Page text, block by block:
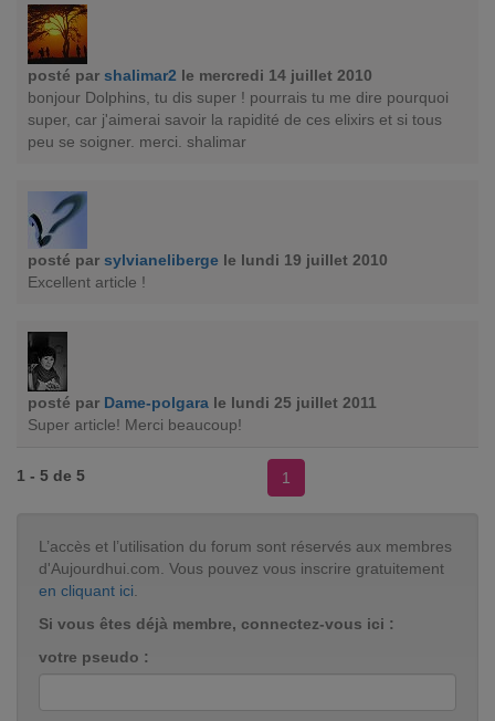
posté par shalimar2 le mercredi 14 juillet 2010
bonjour Dolphins, tu dis super ! pourrais tu me dire pourquoi
super, car j'aimerai savoir la rapidité de ces elixirs et si tous
peu se soigner. merci. shalimar
posté par sylvianeliberge le lundi 19 juillet 2010
Excellent article !
posté par Dame-polgara le lundi 25 juillet 2011
Super article! Merci beaucoup!
1 - 5 de 5 1
L’accès et l’utilisation du forum sont réservés aux membres
d'Aujourdhui.com. Vous pouvez vous inscrire gratuitement
en cliquant ici.
Si vous êtes déjà membre, connectez-vous ici :
votre pseudo :